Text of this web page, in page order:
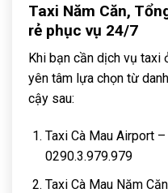
Taxi Năm Căn,
rẻ phục vụ 24/7
Khi bạn cần dịch vụ taxi
yên tâm lựa chọn từ
cậy sau:
Taxi Cà Mau Airport
0290.3.979.979
Taxi Cà Mau Năm